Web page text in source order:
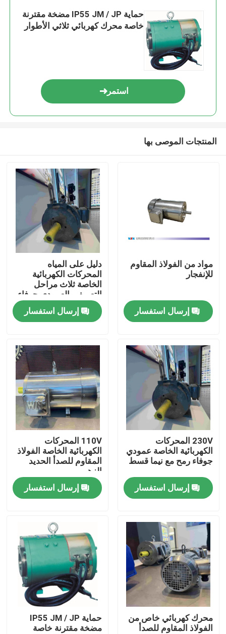
منتجات
أشرطة فيديو
معلومات عنا
جولة في المعمل
رقابة جودة
اتصل بنا
اطلب اقتباس
محرك كهربائي عالي الكفاءة
محركات كهربائية أحادية الطور
حماية IP55 JM / JP مضخة مقترنة
خاصة محرك كهربائي ثلاثي الأطوار
استمر
المنتجات الموصى بها
مواد من الفولاذ المقاوم
للإنفجار
إرسال استفسار
دليل على المياه
المحركات الكهربائية
الخاصة ثلاث مراحل
التعريفي العمودي جوفاء
رمح المحركات
إرسال استفسار
230V المحركات
الكهربائية الخاصة عمودي
جوفاء رمح مع نيما قسط
إرسال استفسار
110V المحركات
الكهربائية الخاصة الفولاذ
المقاوم للصدأ الحديد
الزهر
إرسال استفسار
محرك كهربائي خاص من
الفولاذ المقاوم للصدأ
حماية IP55 JM / JP
مضخة مقترنة خاصة